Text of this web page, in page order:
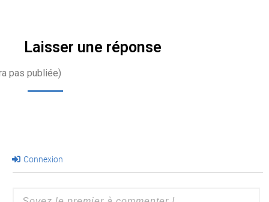
Laisser une réponse
pas publiée)
Connexion